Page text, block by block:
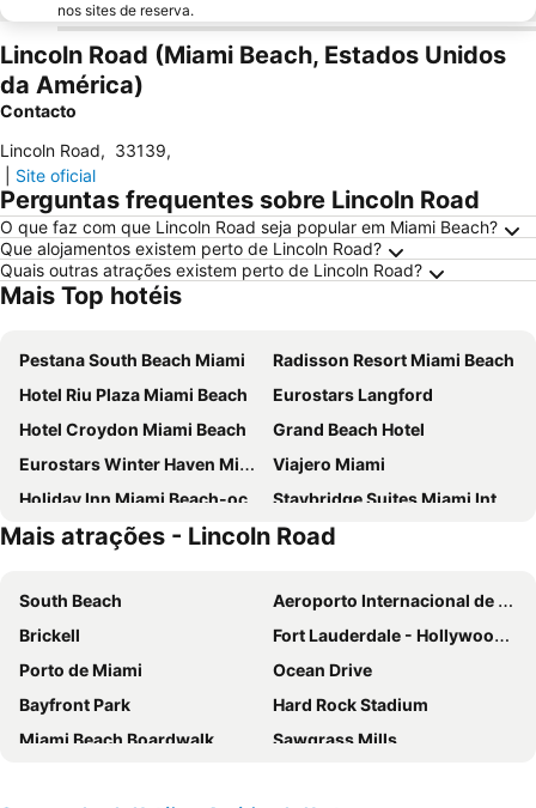
nos sites de reserva.
Lincoln Road (Miami Beach, Estados Unidos
da América)
Contacto
Lincoln Road, 33139,
Site oficial
Perguntas frequentes sobre Lincoln Road
O que faz com que Lincoln Road seja popular em Miami Beach?
Que alojamentos existem perto de Lincoln Road?
Quais outras atrações existem perto de Lincoln Road?
Mais Top hotéis
Pestana South Beach Miami
Radisson Resort Miami Beach
Hotel Riu Plaza Miami Beach
Eurostars Langford
Hotel Croydon Miami Beach
Grand Beach Hotel
Eurostars Winter Haven Miami Beach
Viajero Miami
Holiday Inn Miami Beach-oceanfront By Ihg
Staybridge Suites Miami International Airport By Ihg
Hotel Rendale Miami Beach
Beach Park Hotel
Tradewinds Apartment Hotel
Hotel Indigo Miami Brickell By Ihg
the goodtime hotel, Miami Beach, a Tribute Portfolio Hotel
Riviera Hotel South Beach
The Gates Hotel South Beach
Sherry Frontenac Oceanfront Hotel
Palm Tree Club Miami
Circa 39 Hotel By Ihg
Miami International Airport Hotel
YVE Hotel Miami
Mais atrações - Lincoln Road
South Beach
Aeroporto Internacional de Miami
Brickell
Fort Lauderdale - Hollywood International Airport
Porto de Miami
Ocean Drive
Bayfront Park
Hard Rock Stadium
Miami Beach Boardwalk
Sawgrass Mills